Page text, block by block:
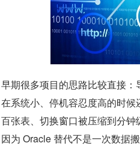
早期很多项目的思路比较直接
在系统小、停机容忍度高的时
百张表、切换窗口被压缩到分钟
因为 Oracle 替代不是一次数据